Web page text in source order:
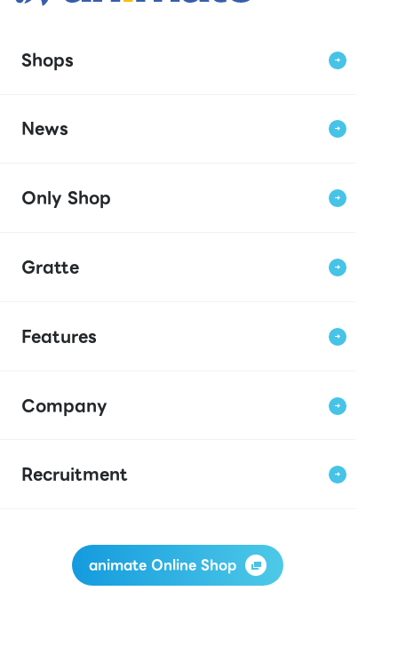
Shops
News
Only Shop
Gratte
Features
Company
Recruitment
animate Online Shop